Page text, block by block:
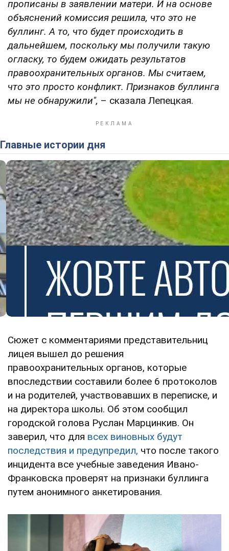
прописаны в заявлении матери. И на основе
объяснений комиссия решила, что это не
буллинг. А то, что будет происходить в
дальнейшем, поскольку мы получили такую
огласку, то будем ожидать результатов
правоохранительных органов. Мы считаем,
что это просто конфликт. Признаков буллинга
мы не обнаружили", – сказала Лепецкая.
Главные истории дня
Сюжет с комментариями представительниц
лицея вышел до решения
правоохранительных органов, которые
впоследствии составили более 6 протоколов
и на родителей, участвовавших в переписке, и
на директора школы. Об этом сообщил
городской голова Руслан Марцинкив. Он
заверил, что для всех виновных будут
последствия и предупредил, что после такого
инцидента все учебные заведения Ивано-
Франковска проверят на признаки буллинга
путем анонимного анкетирования.